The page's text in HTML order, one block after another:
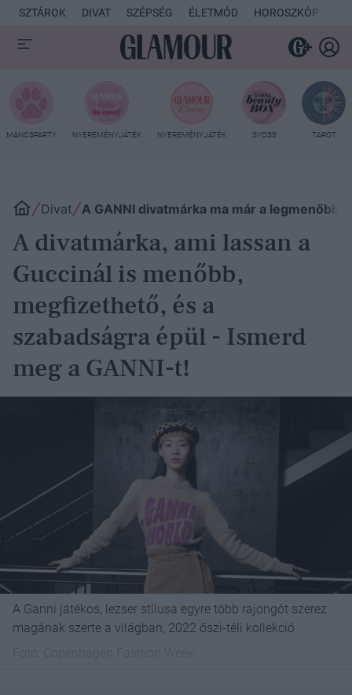
SZTÁROK DIVAT SZÉPSÉG ÉLETMÓD HOROSZKÓP
MANCSPARTY NYEREMÉNYJÁTÉK NYEREMÉNYJÁTÉK SYOSS TAROT
Divat A GANNI divatmárka ma már a legmenőbb
A divatmárka, ami lassan a
Guccinál is menőbb,
megfizethető, és a
szabadságra épül - Ismerd
meg a GANNI-t!
A Ganni játékos, lezser stílusa egyre több rajongót szerez
magának szerte a világban, 2022 őszi-téli kollekció